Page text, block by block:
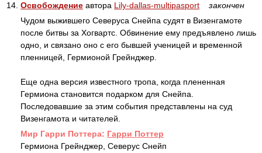
14. Освобождение автора Lily-dallas-multipasport
закончен
Чудом выжившего Северуса Снейпа судят в Визенгамоте
после битвы за Хогвартс. Обвинение ему предъявлено лишь
одно, и связано оно с его бывшей ученицей и временной
пленницей, Гермионой Грейнджер.
Еще одна версия известного тропа, когда плененная
Гермиона становится подарком для Снейпа.
Последовавшие за этим события представлены на суд
Визенгамота и читателей.
Mир Гарри Поттера: Гарри Поттер
Гермиона Грейнджер, Северус Снейп